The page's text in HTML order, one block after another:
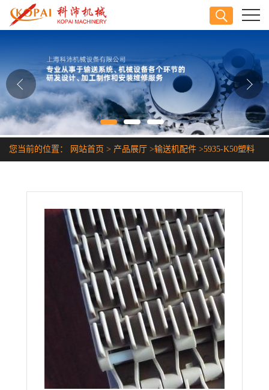
公司介绍
公司动态
产品展厅
证书荣誉
您当前的位置： 网站首页 > 产品展厅 >输送机配件 >5935-K50塑料